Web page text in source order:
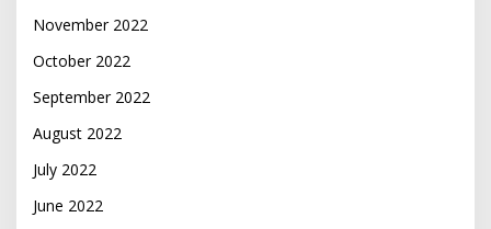
November 2022
October 2022
September 2022
August 2022
July 2022
June 2022